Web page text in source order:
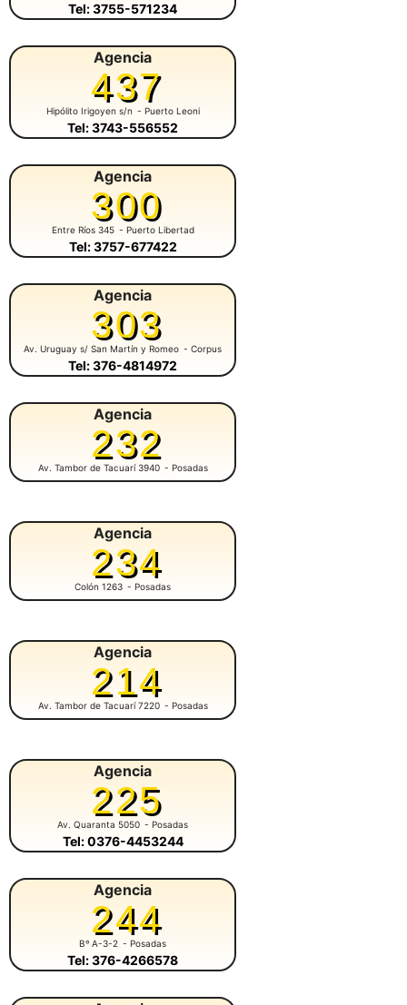
Tel: 3755-571234
Agencia
437
Hipólito Irigoyen s/n - Puerto Leoni
Tel: 3743-556552
Agencia
300
Entre Ríos 345 - Puerto Libertad
Tel: 3757-677422
Agencia
303
Av. Uruguay s/ San Martín y Romeo - Corpus
Tel: 376-4814972
Agencia
232
Av. Tambor de Tacuarí 3940 - Posadas
Agencia
234
Colón 1263 - Posadas
Agencia
214
Av. Tambor de Tacuarí 7220 - Posadas
Agencia
225
Av. Quaranta 5050 - Posadas
Tel: 0376-4453244
Agencia
244
Bº A-3-2 - Posadas
Tel: 376-4266578